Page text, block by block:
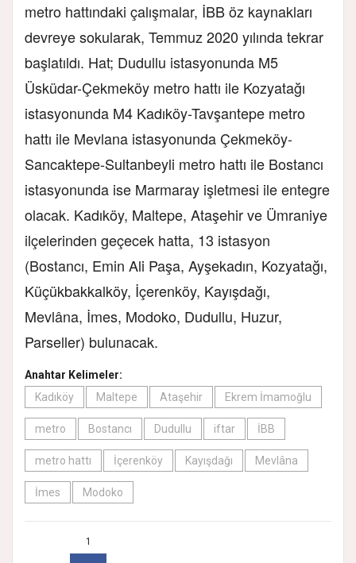
metro hattındaki çalışmalar, İBB öz kaynakları
devreye sokularak, Temmuz 2020 yılında tekrar
başlatıldı. Hat; Dudullu istasyonunda M5
Üsküdar-Çekmeköy metro hattı ile Kozyatağı
istasyonunda M4 Kadıköy-Tavşantepe metro
hattı ile Mevlana istasyonunda Çekmeköy-
Sancaktepe-Sultanbeyli metro hattı ile Bostancı
istasyonunda ise Marmaray işletmesi ile entegre
olacak. Kadıköy, Maltepe, Ataşehir ve Ümraniye
ilçelerinden geçecek hatta, 13 istasyon
(Bostancı, Emin Ali Paşa, Ayşekadın, Kozyatağı,
Küçükbakkalköy, İçerenköy, Kayışdağı,
Mevlâna, İmes, Modoko, Dudullu, Huzur,
Parseller) bulunacak.
Anahtar Kelimeler:
Kadıköy
Maltepe Ataşehir Ekrem İmamoğlu
metro Bostancı Dudullu iftar İBB
metro hattı İçerenköy Kayışdağı Mevlâna
İmes Modoko
1